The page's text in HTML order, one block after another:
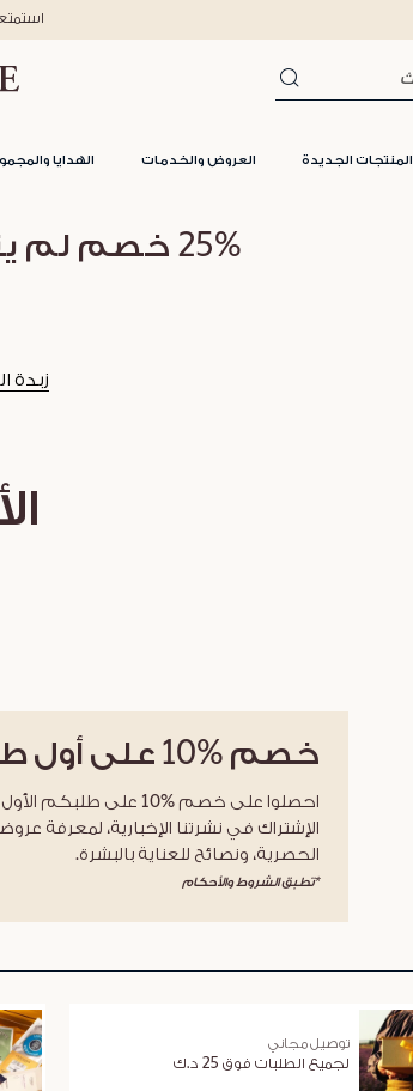
المنتجات الجديدة العروض والخدمات الهدايا
25% خصم لم يتم العثور على منتجات لفئة
زبدة
خصم %10 على أول
احصلوا على خصم %10 على طلبكم
الإشتراك في نشرتنا الإخبارية، لمعرفة
الحصرية، ونصائح للعناية بالبشرة.
*تطبق الشروط والأحكام
توصيل مجاني
لجميع الطلبات فوق 25 د.ك